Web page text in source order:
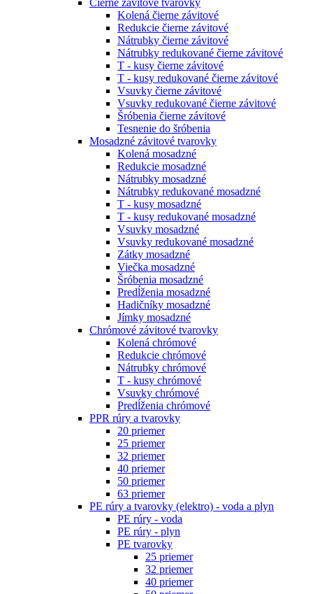
Čierne závitové tvarovky
Kolená čierne závitové
Redukcie čierne závitové
Nátrubky čierne závitové
Nátrubky redukované čierne závitové
T - kusy čierne závitové
T - kusy redukované čierne závitové
Vsuvky čierne závitové
Vsuvky redukované čierne závitové
Šróbenia čierne závitové
Tesnenie do šróbenia
Mosadzné závitové tvarovky
Kolená mosadzné
Redukcie mosadzné
Nátrubky mosadzné
Nátrubky redukované mosadzné
T - kusy mosadzné
T - kusy redukované mosadzné
Vsuvky mosadzné
Vsuvky redukované mosadzné
Zátky mosadzné
Viečka mosadzné
Šróbenia mosadzné
Predĺženia mosadzné
Hadičníky mosadzné
Jímky mosadzné
Chrómové závitové tvarovky
Kolená chrómové
Redukcie chrómové
Nátrubky chrómové
T - kusy chrómové
Vsuvky chrómové
Predĺženia chrómové
PPR rúry a tvarovky
20 priemer
25 priemer
32 priemer
40 priemer
50 priemer
63 priemer
PE rúry a tvarovky (elektro) - voda a plyn
PE rúry - voda
PE rúry - plyn
PE tvarovky
25 priemer
32 priemer
40 priemer